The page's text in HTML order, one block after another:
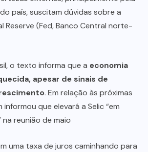
país, suscitam dúvidas sobre a
Reserve (Fed, Banco Central norte-
o texto informa que a economia
apesar de sinais de
. Em relação às próximas
que elevará a Selic “em
reunião de maio
uma taxa de juros caminhando para